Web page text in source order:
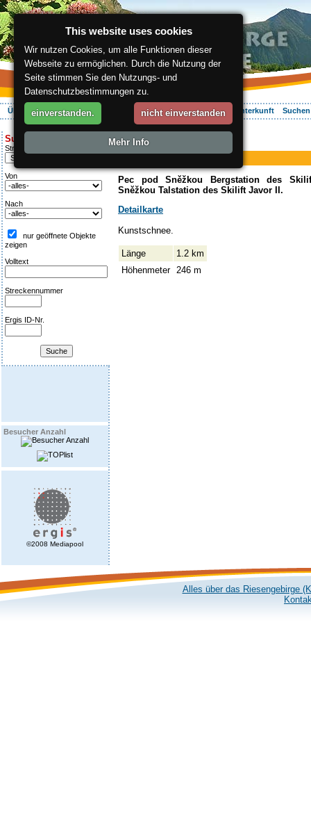
Über die Region Aktiv Erleben Entspannung Ihr Urlaub Unterkunft
Suche:
Streckentipp
Von
Nach
nur geöffnete Objekte
zeigen
Volltext
Streckennummer
Ergis ID-Nr.
Besucher Anzahl
©2008 Mediapool
ergis.cz>Aktiv Erleben> Javor II.
Piste
Javor II.
Pec pod Sněžkou Bergstation des
Sněžkou Talstation des Skilift Javor II.
Detailkarte
Kunstschnee.
Länge
1.2 km
Höhenmeter
246 m
Alles über das Riesengebirge
This website uses cookies
Wir nutzen Cookies, um alle Funktionen dieser
Webseite zu ermöglichen. Durch die Nutzung der
Seite stimmen Sie den Nutzungs- und
Datenschutzbestimmungen zu.
einverstanden. nicht einverstanden
Mehr Info